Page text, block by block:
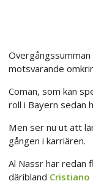
motsvarande
Coman, som kan
roll i Bayern sedan
Men ser nu ut att
gången i karriären.
Al Nassr har redan
däribland Cristiano